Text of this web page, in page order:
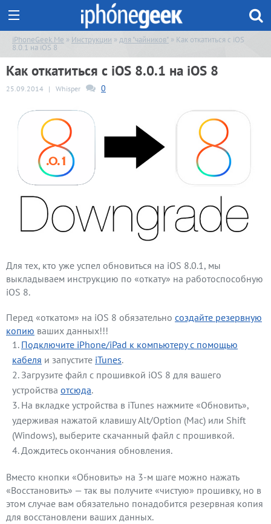
iPhoneGeek.Me » Инструкции »для "чайников" » Как откатиться с iOS
8.0.1 на iOS 8
Как откатиться с iOS 8.0.1 на iOS 8
25.09.2014 | Whisper 0
Для тех, кто уже успел обновиться на iOS 8.0.1, мы
выкладываем инструкцию по «откату» на работоспособную
iOS 8.
Перед «откатом» на iOS 8 обязательно создайте резервную
копию ваших данных!!!
Подключите iPhone/iPad к компьютеру с помощью
кабеля и запустите iTunes.
Загрузите файл с прошивкой iOS 8 для вашего
устройства отсюда.
На вкладке устройства в iTunes нажмите «Обновить»,
удерживая нажатой клавишу Alt/Option (Mac) или Shift
(Windows), выберите скачанный файл с прошивкой.
Дождитесь окончания обновления.
Вместо кнопки «Обновить» на 3-м шаге можно нажать
«Восстановить» — так вы получите «чистую» прошивку, но в
этом случае вам обязательно понадобится резервная копия
для восстановлени ваших данных.